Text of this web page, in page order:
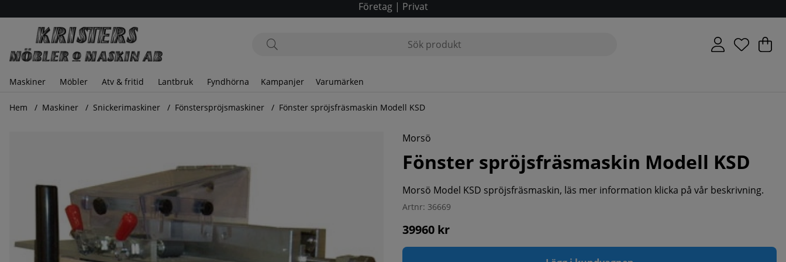
Företag| Privat
.
Maskiner Möbler Atv & fritid Lantbruk Fyndhörna Kampanjer Varumärken
Hem Maskiner Snickerimaskiner Fönsterspröjsmaskiner Fönster spröjsfräsmaskin Modell KSD
Morsö
Fönster spröjsfräsmaskin Modell KSD
Morsö Model KSD spröjsfräsmaskin, läs mer information klicka på vår beskrivning.
Artnr: 36669
39960 kr